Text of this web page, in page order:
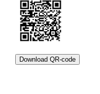
Download QR-code